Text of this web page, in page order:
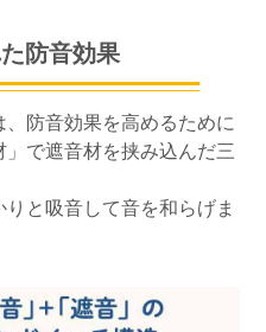
防音効果
防音効果を高めるために
」で遮音材を挟み込んだ三
と吸音して音を和らげま